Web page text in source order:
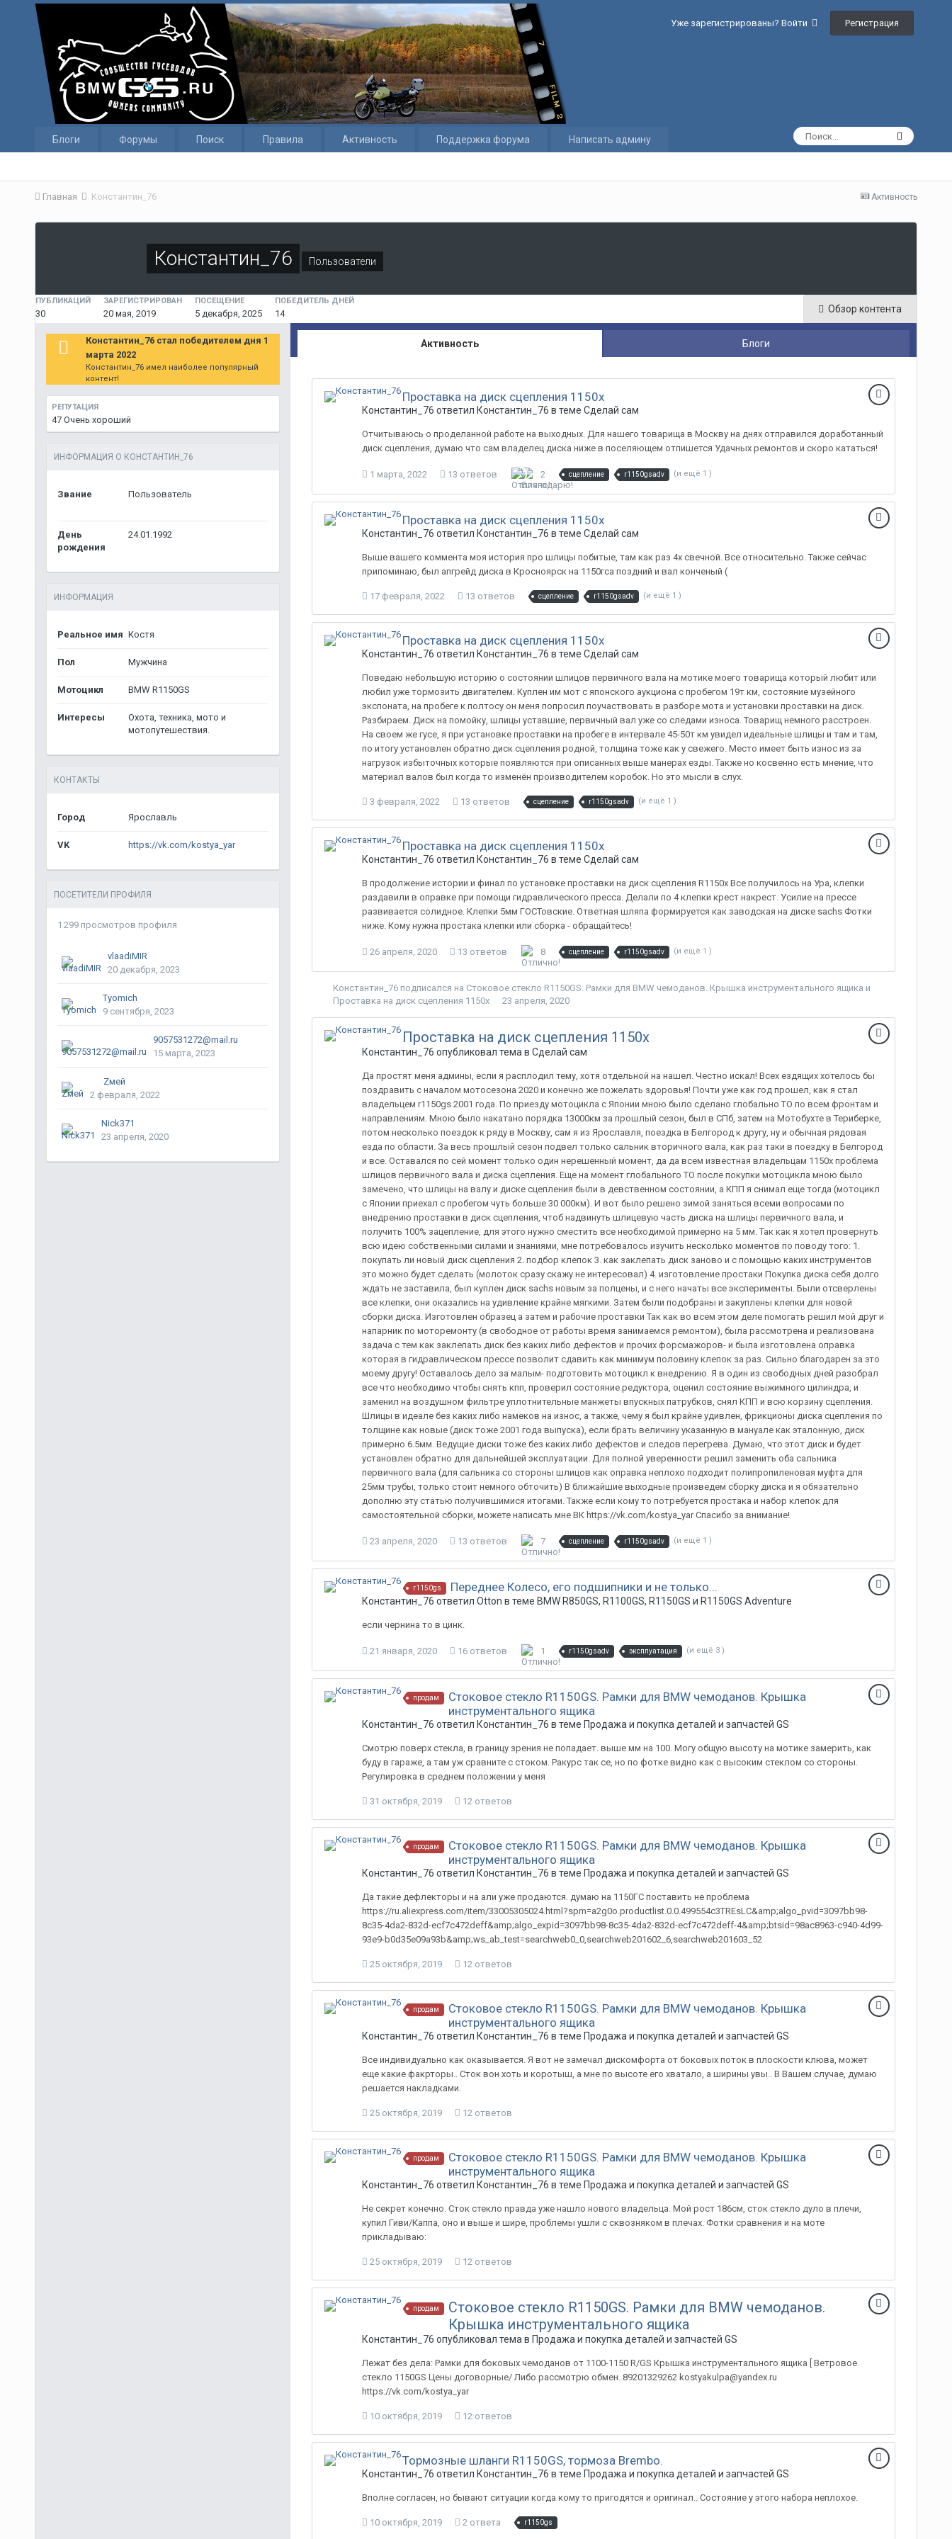
Уже зарегистрированы? Войти Регистрация
Блоги Форумы Поиск Правила Активность Поддержка форума Написать админу
Активность
Главная Константин_76
Константин_76 Пользователи
Обзор контента
ПУБЛИКАЦИЙ
30
ЗАРЕГИСТРИРОВАН
20 мая, 2019
ПОСЕЩЕНИЕ
5 декабря, 2025
ПОБЕДИТЕЛЬ ДНЕЙ
14
Константин_76 стал победителем дня 1
марта 2022
Константин_76 имел наиболее популярный
контент!
РЕПУТАЦИЯ
47 Очень хороший
ИНФОРМАЦИЯ О КОНСТАНТИН_76
Звание Пользователь
День
рождения
24.01.1992
ИНФОРМАЦИЯ
Реальное имя Костя
Пол Мужчина
Мотоцикл BMW R1150GS
Интересы
Охота, техника, мото и
мотопутешествия.
КОНТАКТЫ
Город Ярославль
VK https://vk.com/kostya_yar
ПОСЕТИТЕЛИ ПРОФИЛЯ
1 299 просмотров профиля
vlaadiMIR
20 декабря, 2023
Tyomich
9 сентября, 2023
9057531272@mail.ru
15 марта, 2023
Zмей
2 февраля, 2022
Nick371
23 апреля, 2020
Активность Блоги
Проставка на диск сцепления 1150х
Константин_76 ответил Константин_76 в теме Сделай сам
Отчитываюсь о проделанной работе на выходных. Для нашего товарища в Москву на днях отправился доработанный
диск сцепления, думаю что сам владелец диска ниже в поселяющем отпишется Удачных ремонтов и скоро кататься!
1 марта, 2022 13 ответов 2 сцепление r1150gsadv (и ещё 1 )
Проставка на диск сцепления 1150х
Константин_76 ответил Константин_76 в теме Сделай сам
Выше вашего коммента моя история про шлицы побитые, там как раз 4х свечной. Все относительно. Также сейчас
припоминаю, был апгрейд диска в Кросноярск на 1150гса поздний и вал конченый (
17 февраля, 2022 13 ответов сцепление r1150gsadv (и ещё 1 )
Проставка на диск сцепления 1150х
Константин_76 ответил Константин_76 в теме Сделай сам
Поведаю небольшую историю о состоянии шлицов первичного вала на мотике моего товарища который любит или
любил уже тормозить двигателем. Куплен им мот с японского аукциона с пробегом 19т км, состояние музейного
экспоната, на пробеге к полтосу он меня попросил поучаствовать в разборе мота и установки проставки на диск.
Разбираем. Диск на помойку, шлицы уставшие, первичный вал уже со следами износа. Товарищ немного расстроен.
На своем же гусе, я при установке проставки на пробеге в интервале 45-50т км увидел идеальные шлицы и там и там,
по итогу установлен обратно диск сцепления родной, толщина тоже как у свежего. Место имеет быть износ из за
нагрузок избыточных которые появляются при описанных выше манерах езды. Также но косвенно есть мнение, что
материал валов был когда то изменён производителем коробок. Но это мысли в слух.
3 февраля, 2022 13 ответов сцепление r1150gsadv (и ещё 1 )
Проставка на диск сцепления 1150х
Константин_76 ответил Константин_76 в теме Сделай сам
В продолжение истории и финал по установке проставки на диск сцепления R1150х Все получилось на Ура, клепки
раздавили в оправке при помощи гидравлического пресса. Делали по 4 клепки крест накрест. Усилие на прессе
развивается солидное. Клепки 5мм ГОСТовские. Ответная шляпа формируется как заводская на диске sachs Фотки
ниже. Кому нужна простака клепки или сборка - обращайтесь!
26 апреля, 2020 13 ответов 8 сцепление r1150gsadv (и ещё 1 )
Константин_76подписался на Стоковое стекло R1150GS. Рамки для BMW чемоданов. Крышка инструментального ящика и
Проставка на диск сцепления 1150х
23 апреля, 2020
Проставка на диск сцепления 1150х
Константин_76 опубликовал тема в Сделай сам
Да простят меня админы, если я расплодил тему, хотя отдельной на нашел. Честно искал! Всех ездящих хотелось бы
поздравить с началом мотосезона 2020 и конечно же пожелать здоровья! Почти уже как год прошел, как я стал
владельцем r1150gs 2001 года. По приезду мотоцикла с Японии мною было сделано глобально ТО по всем фронтам и
направлениям. Мною было накатано порядка 13000км за прошлый сезон, был в СПб, затем на Мотобухте в Териберке,
потом несколько поездок к ряду в Москву, сам я из Ярославля, поездка в Белгород к другу, ну и обычная рядовая
езда по области. За весь прошлый сезон подвел только сальник вторичного вала, как раз таки в поездку в Белгород
и все. Оставался по сей момент только один нерешенный момент, да да всем известная владельцам 1150х проблема
шлицов первичного вала и диска сцепления. Еще на момент глобального ТО после покупки мотоцикла мною было
замечено, что шлицы на валу и диске сцепления были в девственном состоянии, а КПП я снимал еще тогда (мотоцикл
с Японии приехал с пробегом чуть больше 30 000км). И вот было решено зимой заняться всеми вопросами по
внедрению проставки в диск сцепления, чтоб надвинуть шлицевую часть диска на шлицы первичного вала, и
получить 100% зацепление, для этого нужно сместить все необходимой примерно на 5 мм. Так как я хотел провернуть
всю идею собственными силами и знаниями, мне потребовалось изучить несколько моментов по поводу того: 1.
покупать ли новый диск сцепления 2. подбор клепок 3. как заклепать диск заново и с помощью каких инструментов
это можно будет сделать (молоток сразу скажу не интересовал) 4. изготовление простаки Покупка диска себя долго
ждать не заставила, был куплен диск sachs новым за полцены, и с него начаты все эксперименты. Были отсверлены
все клепки, они оказались на удивление крайне мягкими. Затем были подобраны и закуплены клепки для новой
сборки диска. Изготовлен образец а затем и рабочие проставки Так как во всем этом деле помогать решил мой друг и
напарник по моторемонту (в свободное от работы время занимаемся ремонтом), была рассмотрена и реализована
задача с тем как заклепать диск без каких либо дефектов и прочих форсмажоров- и была изготовлена оправка
которая в гидравлическом прессе позволит сдавить как минимум половину клепок за раз. Сильно благодарен за это
моему другу! Оставалось дело за малым- подготовить мотоцикл к внедрению. Я в один из свободных дней разобрал
все что необходимо чтобы снять кпп, проверил состояние редуктора, оценил состояние выжимного цилиндра, и
заменил на воздушном фильтре уплотнительные манжеты впускных патрубков, снял КПП и всю корзину сцепления.
Шлицы в идеале без каких либо намеков на износ, а также, чему я был крайне удивлен, фрикционы диска сцепления по
толщине как новые (диск тоже 2001 года выпуска), если брать величину указанную в мануале как эталонную, диск
примерно 6.5мм. Ведущие диски тоже без каких либо дефектов и следов перегрева. Думаю, что этот диск и будет
установлен обратно для дальнейшей эксплуатации. Для полной уверенности решил заменить оба сальника
первичного вала (для сальника со стороны шлицов как оправка неплохо подходит полипропиленовая муфта для
25мм трубы, только стоит немного обточить) В ближайшие выходные произведем сборку диска и я обязательно
дополню эту статью получившимися итогами. Также если кому то потребуется простака и набор клепок для
самостоятельной сборки, можете написать мне ВК https://vk.com/kostya_yar Спасибо за внимание!
23 апреля, 2020 13 ответов 7 сцепление r1150gsadv (и ещё 1 )
r1150gs Переднее Колесо, его подшипники и не только...
Константин_76 ответил Otton в теме BMW R850GS, R1100GS, R1150GS и R1150GS Adventure
если чернина то в цинк.
21 января, 2020 16 ответов 1 r1150gsadv эксплуатация (и ещё 3 )
продам
Стоковое стекло R1150GS. Рамки для BMW чемоданов. Крышка
инструментального ящика
Константин_76 ответил Константин_76 в теме Продажа и покупка деталей и запчастей GS
Смотрю поверх стекла, в границу зрения не попадает. выше мм на 100. Могу общую высоту на мотике замерить, как
буду в гараже, а там уж сравните с стоком. Ракурс так се, но по фотке видно как с высоким стеклом со стороны.
Регулировка в среднем положении у меня
31 октября, 2019 12 ответов
продам
Стоковое стекло R1150GS. Рамки для BMW чемоданов. Крышка
инструментального ящика
Константин_76 ответил Константин_76 в теме Продажа и покупка деталей и запчастей GS
Да такие дефлекторы и на али уже продаются. думаю на 1150ГС поставить не проблема
https://ru.aliexpress.com/item/33005305024.html?spm=a2g0o.productlist.0.0.499554c3TREsLC&amp;algo_pvid=3097bb98-
8c35-4da2-832d-ecf7c472deff&amp;algo_expid=3097bb98-8c35-4da2-832d-ecf7c472deff-4&amp;btsid=98ac8963-c940-4d99-
93e9-b0d35e09a93b&amp;ws_ab_test=searchweb0_0,searchweb201602_6,searchweb201603_52
25 октября, 2019 12 ответов
продам
Стоковое стекло R1150GS. Рамки для BMW чемоданов. Крышка
инструментального ящика
Константин_76 ответил Константин_76 в теме Продажа и покупка деталей и запчастей GS
Все индивидуально как оказывается. Я вот не замечал дискомфорта от боковых поток в плоскости клюва, может
еще какие факрторы.. Сток вон хоть и коротыш, а мне по высоте его хватало, а ширины увы.. В Вашем случае, думаю
решается накладками.
25 октября, 2019 12 ответов
продам
Стоковое стекло R1150GS. Рамки для BMW чемоданов. Крышка
инструментального ящика
Константин_76 ответил Константин_76 в теме Продажа и покупка деталей и запчастей GS
Не секрет конечно. Сток стекло правда уже нашло нового владельца. Мой рост 186см, сток стекло дуло в плечи,
купил Гиви/Каппа, оно и выше и шире, проблемы ушли с сквозняком в плечах. Фотки сравнения и на моте
прикладываю:
25 октября, 2019 12 ответов
продам
Стоковое стекло R1150GS. Рамки для BMW чемоданов.
Крышка инструментального ящика
Константин_76 опубликовал тема в Продажа и покупка деталей и запчастей GS
Лежат без дела: Рамки для боковых чемоданов от 1100-1150 R/GS Крышка инструментального ящика [ Ветровое
стекло 1150GS Цены договорные/ Либо рассмотрю обмен. 89201329262 kostyakulpa@yandex.ru
https://vk.com/kostya_yar
10 октября, 2019 12 ответов
Тормозные шланги R1150GS, тормоза Brembo.
Константин_76 ответил Константин_76 в теме Продажа и покупка деталей и запчастей GS
Вполне согласен, но бывают ситуации когда кому то пригодятся и оригинал.. Состояние у этого набора неплохое.
10 октября, 2019 2 ответа r1150gs